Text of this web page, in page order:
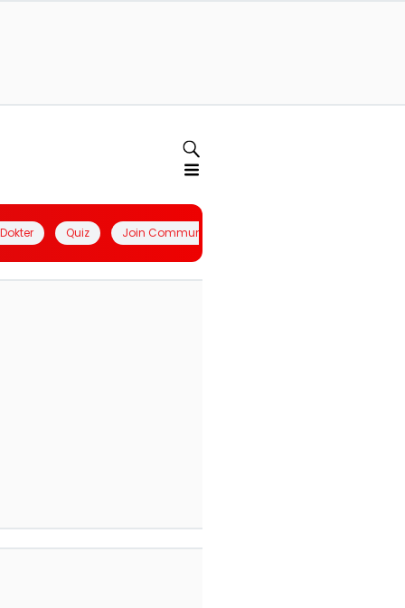
Quiz Join Community